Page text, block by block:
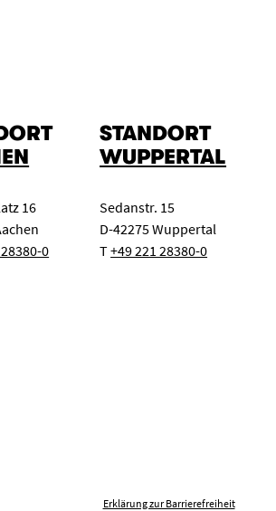
16
0
STANDORT
WUPPERTAL
Sedanstr. 15
D-42275 Wuppertal
T+49 221 28380-0
Erklärung zur Barrierefreiheit